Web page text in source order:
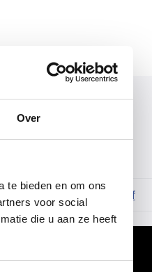
Over
te bieden en om ons
voor social
die u aan ze heeft
brochure.pdf